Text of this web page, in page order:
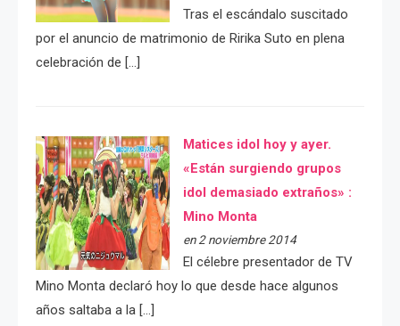
Tras el escándalo suscitado
por el anuncio de matrimonio de Ririka Suto en plena
celebración de […]
Matices idol hoy y ayer.
«Están surgiendo grupos
idol demasiado extraños» :
Mino Monta
en 2 noviembre 2014
El célebre presentador de TV
Mino Monta declaró hoy lo que desde hace algunos
años saltaba a la […]